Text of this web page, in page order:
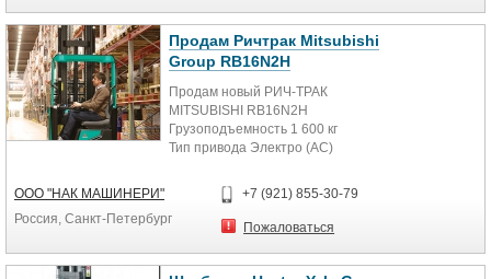
стоимость 51 000 руб.
Продам Ричтрак Mitsubishi
Group RB16N2H
Продам новый РИЧ-ТРАК
MITSUBISHI RB16N2H
Грузоподъемность 1 600 кг
Тип привода Электро (АС)
трехсекционная
Макс. высота подъема вил 11 500
мм
ООО "НАК МАШИНЕРИ"
Россия, Санкт-Петербург
+7 (921) 855-30-79
Пожаловаться